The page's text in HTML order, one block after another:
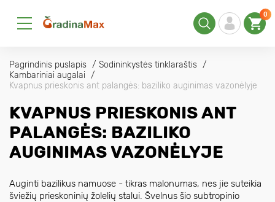
0
Pagrindinis puslapis
Sodininkystės tinklaraštis
Kambariniai augalai
Kvapnus prieskonis ant palangės: baziliko auginimas vazonėlyje
KVAPNUS PRIESKONIS ANT
PALANGĖS: BAZILIKO
AUGINIMAS VAZONĖLYJE
Auginti bazilikus namuose - tikras malonumas, nes jie suteikia
šviežių prieskoninių žolelių stalui. Švelnus šio subtropinio